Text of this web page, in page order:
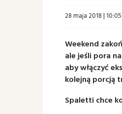
28 maja 2018 | 10:05
Weekend
ale jeśli pora
aby włączyć
kolejną porcją
Spaletti chce